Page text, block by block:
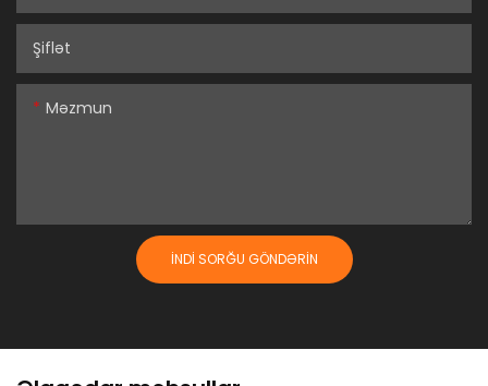
Şiflət
Məzmun
İNDI SORĞU GÖNDƏRIN